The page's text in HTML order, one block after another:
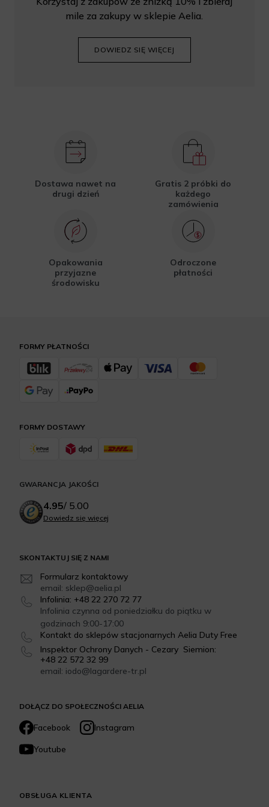
mile za zakupy w sklepie Aelia.
DOWIEDZ SIĘ WIĘCEJ
Dostawa nawet na
drugi dzień
Gratis 2 próbki do
każdego
zamówienia
Opakowania
przyjazne
środowisku
Odroczone
płatności
DOŁĄCZ DO SPOŁECZNOŚCI AELIA
Facebook
Instagram
Youtube
SKONTAKTUJ SIĘ Z NAMI
Formularz kontaktowy
email: sklep@aelia.pl
Infolinia: +48 22 270 72 77
Infolinia czynna od poniedziałku do piątku w
godzinach 9:00-17:00
Kontakt do sklepów stacjonarnych Aelia Duty Free
Inspektor Ochrony Danych - Cezary Siemion:
+48 22 572 32 99
email: iodo@lagardere-tr.pl
FORMY DOSTAWY
FORMY PŁATNOŚCI
OBSŁUGA KLIENTA
GWARANCJA JAKOŚCI
4.95/ 5.00
Dowiedz się więcej